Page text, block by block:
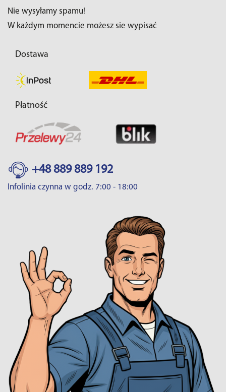
Nie wysyłamy spamu!
W każdym momencie możesz sie wypisać
Dostawa
Płatność
+48 889 889 192
Infolinia czynna w godz. 7:00 - 18:00